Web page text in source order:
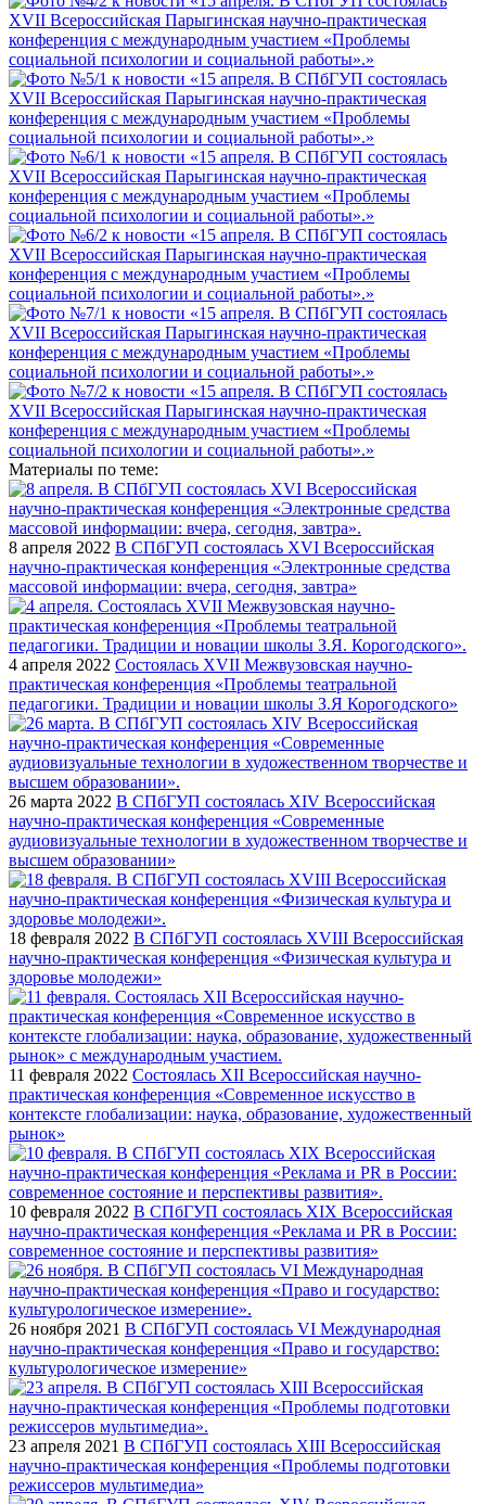
Материалы по теме:
8 апреля 2022 В СПбГУП состоялась XVI Всероссийская
научно-практическая конференция «Электронные средства
массовой информации: вчера, сегодня, завтра»
4 апреля 2022 Состоялась XVII Межвузовская научно-
практическая конференция «Проблемы театральной
педагогики. Традиции и новации школы З.Я Корогодского»
26 марта 2022 В СПбГУП состоялась XIV Всероссийская
научно-практическая конференция «Современные
аудиовизуальные технологии в художественном творчестве и
высшем образовании»
18 февраля 2022 В СПбГУП состоялась XVIII Всероссийская
научно-практическая конференция «Физическая культура и
здоровье молодежи»
11 февраля 2022 Cостоялась XII Всероссийская научно-
практическая конференция «Современное искусство в
контексте глобализации: наука, образование, художественный
рынок»
10 февраля 2022 В СПбГУП состоялась XIX Всероссийская
научно-практическая конференция «Реклама и PR в России:
современное состояние и перспективы развития»
26 ноября 2021 В СПбГУП состоялась VI Международная
научно-практическая конференция «Право и государство:
культурологическое измерение»
23 апреля 2021 В СПбГУП состоялась ХIII Всероссийская
научно-практическая конференция «Проблемы подготовки
режиссеров мультимедиа»